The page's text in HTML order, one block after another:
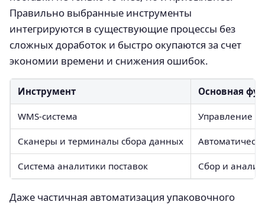
Правильно выбранные инструменты
интегрируются в существующие процессы без
сложных доработок и быстро окупаются за счет
экономии времени и снижения ошибок.
Инструмент Основная
WMS-система Управление
Сканеры и терминалы сбора данных
Система аналитики поставок Сбор и анализ
Даже частичная автоматизация упаковочного